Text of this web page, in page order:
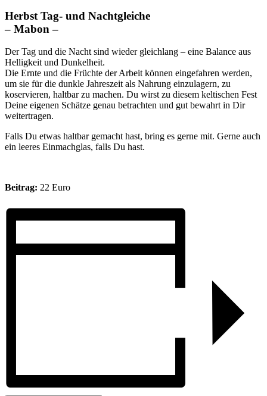
Herbst Tag- und Nachtgleiche
– Mabon –
Der Tag und die Nacht sind wieder gleichlang – eine Balance aus
Helligkeit und Dunkelheit.
Die Ernte und die Früchte der Arbeit können eingefahren werden,
um sie für die dunkle Jahreszeit als Nahrung einzulagern, zu
koservieren, haltbar zu machen. Du wirst zu diesem keltischen Fest
Deine eigenen Schätze genau betrachten und gut bewahrt in Dir
weitertragen.
Falls Du etwas haltbar gemacht hast, bring es gerne mit. Gerne auch
ein leeres Einmachglas, falls Du hast.
Beitrag: 22 Euro